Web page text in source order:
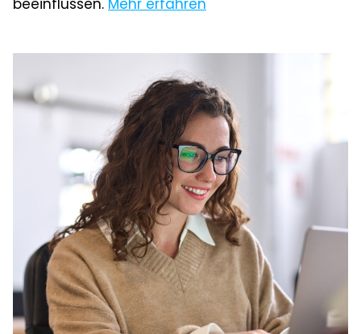
beeinflussen. Mehr erfahren